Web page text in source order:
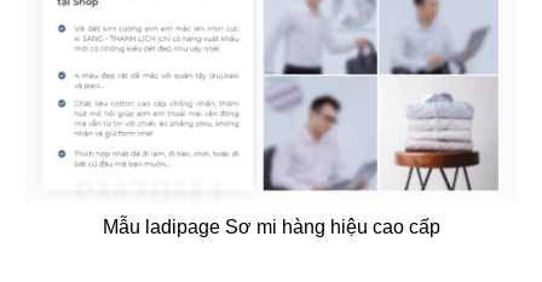
Mẫu ladipage Sơ mi hàng hiệu cao cấp